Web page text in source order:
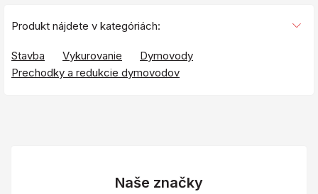
Produkt nájdete v kategóriách:
Stavba Vykurovanie
Dymovody
Prechodky a redukcie dymovodov
Naše značky